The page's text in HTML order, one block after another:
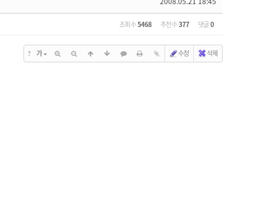
조회 수5468 추천 수377 댓글0
? 가 수정 삭제